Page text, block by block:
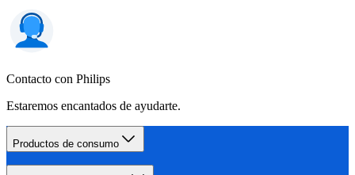
Contacto con Philips
Estaremos encantados de ayudarte.
Productos de consumo